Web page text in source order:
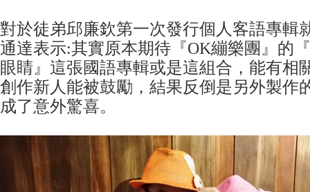
對於徒弟邱廉欽第一次發行個人客語專輯
通達表示:其實原本期待『OK繃樂團』的
眼睛』這張國語專輯或是這組合，能有相
創作新人能被鼓勵，結果反倒是另外製作
成了意外驚喜。